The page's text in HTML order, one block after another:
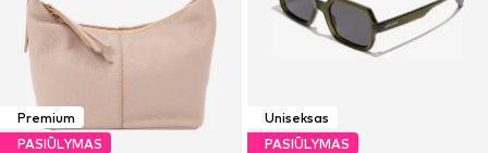
Premium
PASIŪLYMAS
Uniseksas
PASIŪLYMAS